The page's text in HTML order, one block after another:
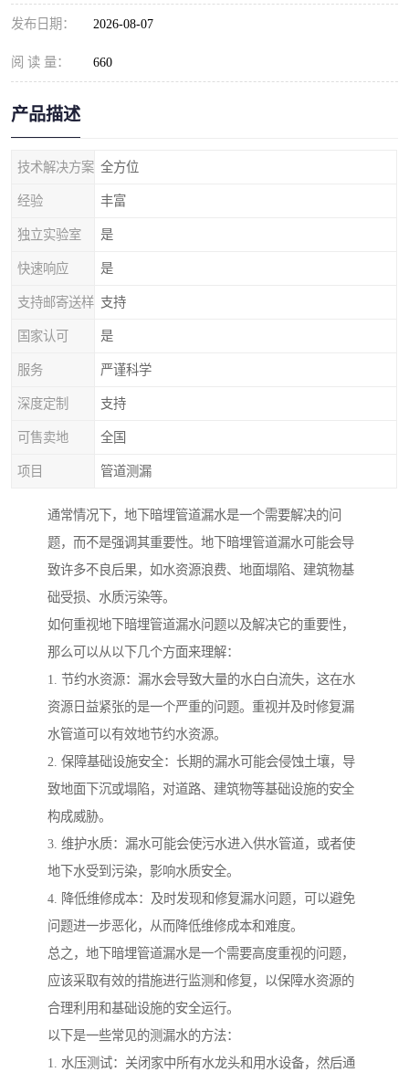
发布日期： 2026-08-07
阅 读 量： 660
产品描述
技术解决方案 全方位
经验 丰富
独立实验室 是
快速响应 是
支持邮寄送样 支持
国家认可 是
服务 严谨科学
深度定制 支持
可售卖地 全国
项目 管道测漏
通常情况下，地下暗埋管道漏水是一个需要解决的问
题，而不是强调其重要性。地下暗埋管道漏水可能会导
致许多不良后果，如水资源浪费、地面塌陷、建筑物基
础受损、水质污染等。
如何重视地下暗埋管道漏水问题以及解决它的重要性，
那么可以从以下几个方面来理解：
1. 节约水资源：漏水会导致大量的水白白流失，这在水
资源日益紧张的是一个严重的问题。重视并及时修复漏
水管道可以有效地节约水资源。
2. 保障基础设施安全：长期的漏水可能会侵蚀土壤，导
致地面下沉或塌陷，对道路、建筑物等基础设施的安全
构成威胁。
3. 维护水质：漏水可能会使污水进入供水管道，或者使
地下水受到污染，影响水质安全。
4. 降低维修成本：及时发现和修复漏水问题，可以避免
问题进一步恶化，从而降低维修成本和难度。
总之，地下暗埋管道漏水是一个需要高度重视的问题，
应该采取有效的措施进行监测和修复，以保障水资源的
合理利用和基础设施的安全运行。
以下是一些常见的测漏水的方法：
1. 水压测试：关闭家中所有水龙头和用水设备，然后通